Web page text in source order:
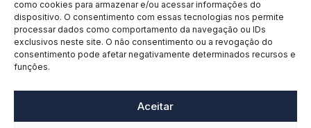
como cookies para armazenar e/ou acessar informações do
dispositivo. O consentimento com essas tecnologias nos permite
processar dados como comportamento da navegação ou IDs
exclusivos neste site. O não consentimento ou a revogação do
consentimento pode afetar negativamente determinados recursos e
funções.
Aceitar